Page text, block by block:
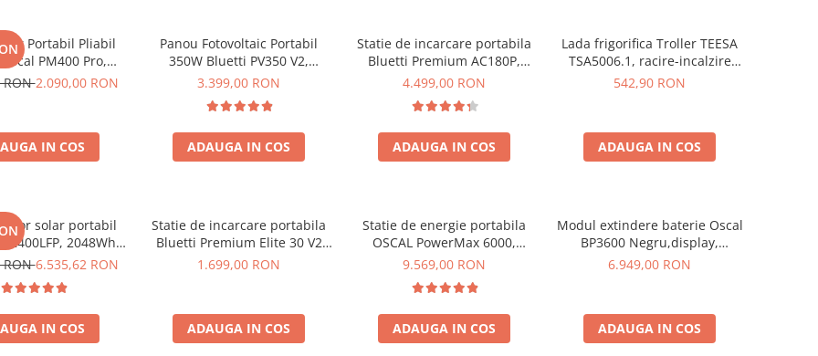
Portabil Pliabil
PM400 Pro,
ETFE, IP67
RON2.090,00 RON
IN COS
Panou Fotovoltaic Portabil
350W Bluetti PV350 V2,
Monocristalin, MC4, ETFE,
3.399,00 RON
ADAUGA IN COS
Statie de incarcare portabila
Bluetti Premium AC180P,
Ecran LCD, 1800W, 1440Wh,
4.499,00 RON
ADAUGA IN COS
Lada frigorifica Troller TEESA
TSA5006.1, racire-incalzire
35L, alimentare bricheta auto
542,90 RON
ADAUGA IN COS
solar portabil
E2400LFP, 2048Wh,
Incarcare super
Protectie BMS +
solar 200W
RON6.535,62 RON
IN COS
Statie de incarcare portabila
Bluetti Premium Elite 30 V2
600W 320Wh
1.699,00 RON
ADAUGA IN COS
Statie de energie portabila
OSCAL PowerMax 6000,
6000W (9000W varf), baterie
rapida in 1.96h, 14 porturi,
USB-C 100W, control inteligent
la distanta, functionalitate
UPS
9.569,00 RON
ADAUGA IN COS
Modul extindere baterie Oscal
BP3600 Negru,display,
compatibil cu Oscal PowerMax
6.949,00 RON
ADAUGA IN COS